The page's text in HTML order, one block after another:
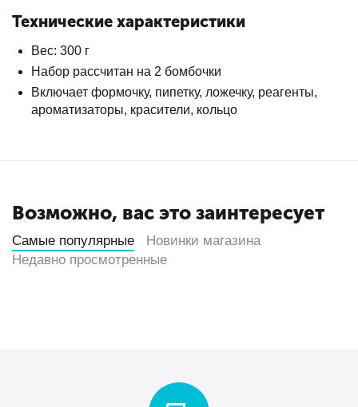
Технические характеристики
Вес: 300 г
Набор рассчитан на 2 бомбочки
Включает формочку, пипетку, ложечку, реагенты,
ароматизаторы, красители, кольцо
Возможно, вас это заинтересует
Самые популярные
Новинки магазина
Недавно просмотренные